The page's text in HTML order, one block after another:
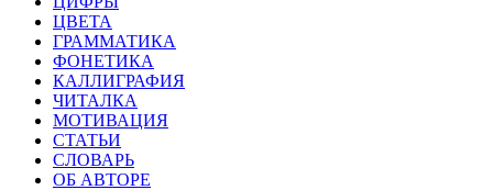
ЦВЕТА
ГРАММАТИКА
ФОНЕТИКА
КАЛЛИГРАФИЯ
ЧИТАЛКА
МОТИВАЦИЯ
СТАТЬИ
СЛОВАРЬ
ОБ АВТОРЕ